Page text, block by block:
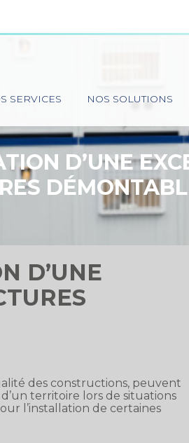
SERVICES NOS SOLUTIONS
D’UNE
D’UNE
des constructions, peuvent
territoire lors de situations
l’installation de certaines